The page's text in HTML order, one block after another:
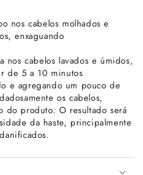
nos cabelos molhados e
enxaguando
nos cabelos lavados e úmidos,
de 5 a 10 minutos
e agregando um pouco de
os cabelos,
do produto. O resultado será
da haste, principalmente